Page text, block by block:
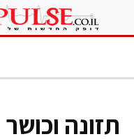
תזונה וכושר